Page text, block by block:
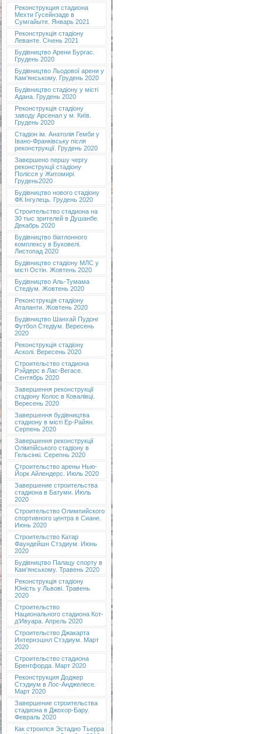
Реконструкция стадиона
Мехти Гусейнзаде в
Сумгайыте. Январь 2021
Реконструкція стадіону
Леванте. Січень 2021
Будівництво Арени Бургас.
Грудень 2020
Будівництво Льодової арени у
Кам'янському. Грудень 2020
Будівництво стадіону у місті
Адана. Грудень 2020
Реконструкція стадіону
заводу Арсенал у м. Київ.
Грудень 2020
Cтадіон ім. Анатолія Гемби у
Івано-Франківську після
реконструкції. Грудень 2020
Завершено першу чергу
реконструкції стадіону
Полісся у Житомирі.
Грудень2020
Будівництво нового стадіону
ФК Інгулець. Грудень 2020
Строительство стадиона на
30 тыс зрителей в Душанбе.
Декабрь 2020
Будівництво біатлонного
комплексу в Буковелі.
Листопад 2020
Будівництво стадіону МЛС у
місті Остін. Жовтень 2020
Будівництво Аль-Тумама
Стедіум. Жовтень 2020
Реконструкція стадіону
Аталанти. Жовтень 2020
Будівництво Шанхай Пудонг
Футбол Стедіум. Вересень
2020
Реконструкція стадіону
Асколі. Вересень 2020
Строительство стадиона
Рэйдерс в Лас-Вегасе.
Сентябрь 2020
Завершення реконструкції
стадіону Колос в Ковалівці.
Вересень 2020
Завершення будівництва
стадиону в місті Ер-Райян.
Серпень 2020
Завершення реконструкції
Олімпійського стадіону в
Гельсінкі. Серепнь 2020
Строительство арены Нью-
Йорк Айлендерс. Июль 2020
Завершение строительства
стадиона в Батуми. Июль
2020
Строительство Олимпийского
спортивного центра в Сиане.
Июнь 2020
Строительство Катар
Фаундейшн Стэдиум. Июнь
2020
Будівництво Палацу спорту в
Кам'янському. Травень 2020
Реконструкція стадіону
Юність у Львові. Травень
2020
Строительство
Национального стадиона Кот-
д’Ивуара. Апрель 2020
Строительство Джакарта
Интернэшнл Стэдиум. Март
2020
Строительство стадиона
Брентфорда. Март 2020
Реконструкция Доджер
Стэдиум в Лос-Анджелесе.
Март 2020
Завершение строительства
стадиона в Джохор-Бару.
Февраль 2020
Как строился Эстадио Тьерра